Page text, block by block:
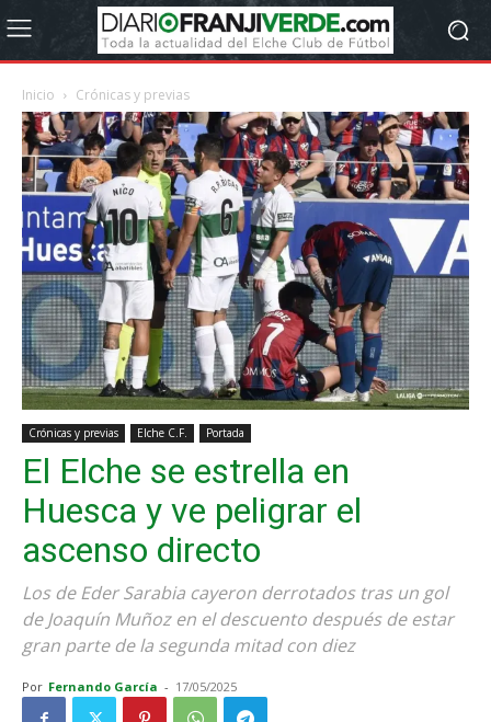
Inicio Crónicas y previas
Crónicas y previas Elche C.F. Portada
El Elche se estrella en
Huesca y ve peligrar el
ascenso directo
Los de Eder Sarabia cayeron derrotados tras un gol
de Joaquín Muñoz en el descuento después de estar
gran parte de la segunda mitad con diez
Por Fernando García - 17/05/2025